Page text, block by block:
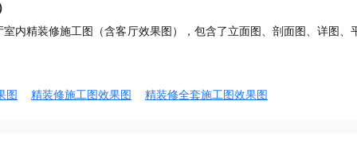
内精装修施工图（含客厅效果图），包含了立面图、剖面图、详图、
图 精装修施工图效果图 精装修全套施工图效果图